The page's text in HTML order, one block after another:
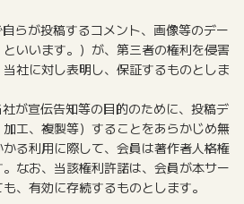
らが投稿するコメント、画像等のデー
いいます。）が、第三者の権利を侵害
社に対し表明し、保証するものとしま
が宣伝告知等の目的のために、投稿デ
工、複製等）することをあらかじめ無
る利用に際して、会員は著作者人格権
なお、当該権利許諾は、会員が本サー
、有効に存続するものとします。